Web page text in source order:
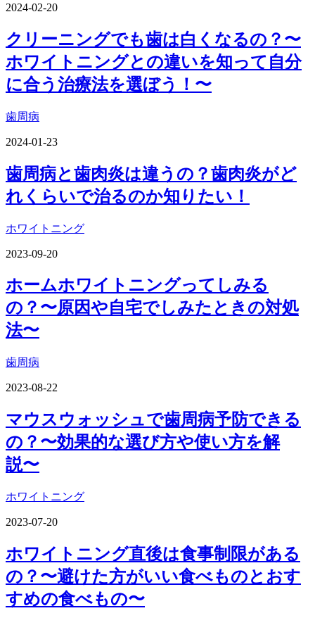
2024-02-20
クリーニングでも歯は白くなるの？〜
ホワイトニングとの違いを知って自分
に合う治療法を選ぼう！〜
歯周病
2024-01-23
歯周病と歯肉炎は違うの？歯肉炎がど
れくらいで治るのか知りたい！
ホワイトニング
2023-09-20
ホームホワイトニングってしみる
の？〜原因や自宅でしみたときの対処
法〜
歯周病
2023-08-22
マウスウォッシュで歯周病予防できる
の？〜効果的な選び方や使い方を解
説〜
ホワイトニング
2023-07-20
ホワイトニング直後は食事制限がある
の？〜避けた方がいい食べものとおす
すめの食べもの〜